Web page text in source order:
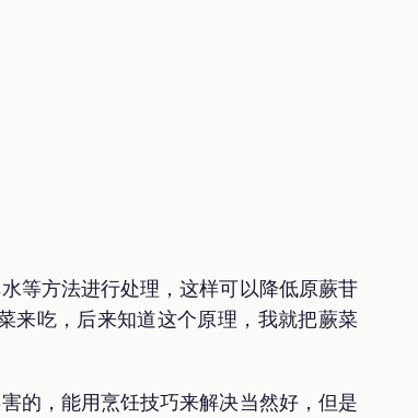
等方法进行处理，这样可以降低原蕨苷
来吃，后来知道这个原理，我就把蕨菜
的，能用烹饪技巧来解决当然好，但是